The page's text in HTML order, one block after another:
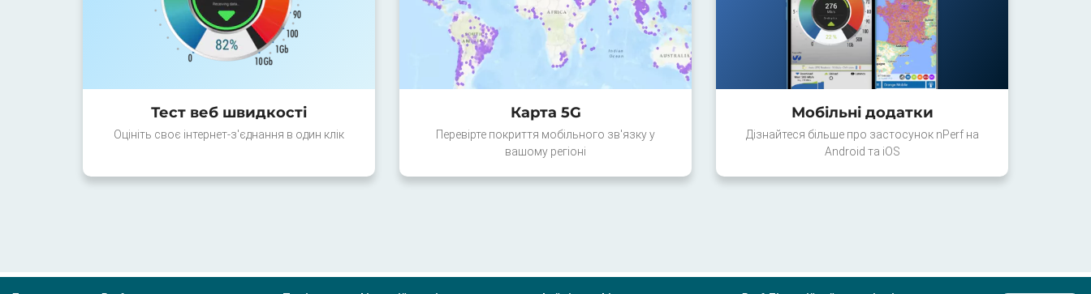
Тест веб швидкості
Оцініть своє інтернет-з'єднання в один клік
Карта 5G
Перевірте покриття мобільного зв'язку у
вашому регіоні
Мобільні додатки
Дізнайтеся більше про застосунок nPerf на
Android та iOS